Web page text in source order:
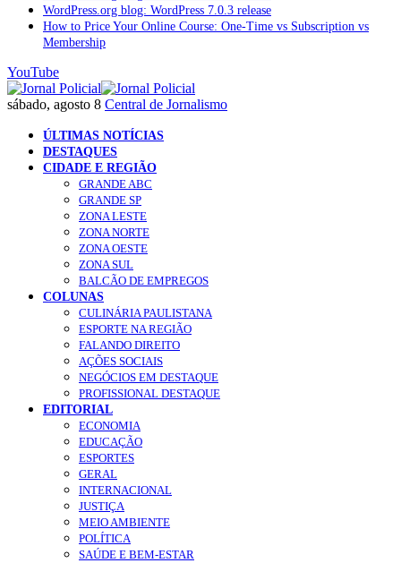
WordPress.org blog: WordPress 7.0.3 release
How to Price Your Online Course: One-Time vs Subscription vs
Membership
YouTube
sábado, agosto 8 Central de Jornalismo
ÚLTIMAS NOTÍCIAS
DESTAQUES
CIDADE E REGIÃO
GRANDE ABC
GRANDE SP
ZONA LESTE
ZONA NORTE
ZONA OESTE
ZONA SUL
BALCÃO DE EMPREGOS
COLUNAS
CULINÁRIA PAULISTANA
ESPORTE NA REGIÃO
FALANDO DIREITO
AÇÕES SOCIAIS
NEGÓCIOS EM DESTAQUE
PROFISSIONAL DESTAQUE
EDITORIAL
ECONOMIA
EDUCAÇÃO
ESPORTES
GERAL
INTERNACIONAL
JUSTIÇA
MEIO AMBIENTE
POLÍTICA
SAÚDE E BEM-ESTAR